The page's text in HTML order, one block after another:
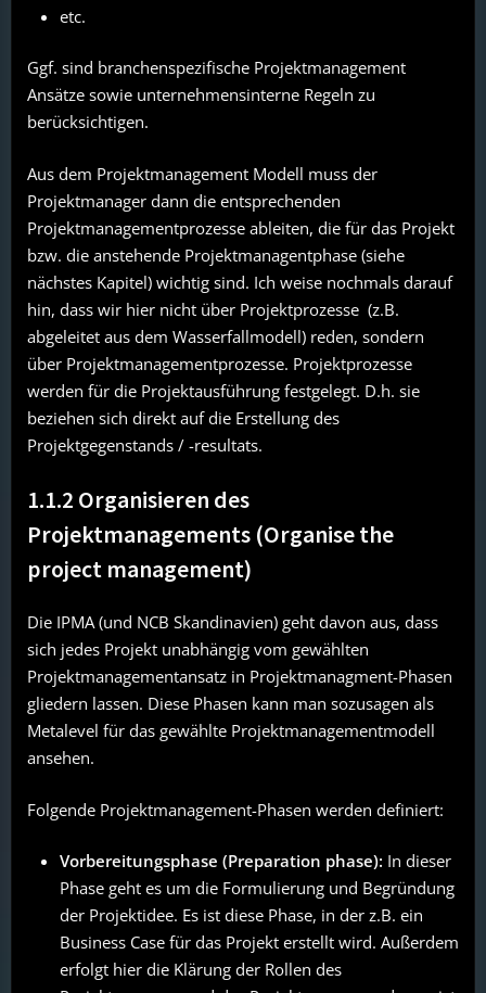
etc.
Ggf. sind branchenspezifische Projektmanagement
Ansätze sowie unternehmensinterne Regeln zu
berücksichtigen.
Aus dem Projektmanagement Modell muss der
Projektmanager dann die entsprechenden
Projektmanagementprozesse ableiten, die für das Projekt
bzw. die anstehende Projektmanagentphase (siehe
nächstes Kapitel) wichtig sind. Ich weise nochmals darauf
hin, dass wir hier nicht über Projektprozesse (z.B.
abgeleitet aus dem Wasserfallmodell) reden, sondern
über Projektmanagementprozesse. Projektprozesse
werden für die Projektausführung festgelegt. D.h. sie
beziehen sich direkt auf die Erstellung des
Projektgegenstands / -resultats.
1.1.2 Organisieren des
Projektmanagements (Organise the
project management)
Die IPMA (und NCB Skandinavien) geht davon aus, dass
sich jedes Projekt unabhängig vom gewählten
Projektmanagementansatz in Projektmanagment-Phasen
gliedern lassen. Diese Phasen kann man sozusagen als
Metalevel für das gewählte Projektmanagementmodell
ansehen.
Folgende Projektmanagement-Phasen werden definiert:
Vorbereitungsphase (Preparation phase): In dieser
Phase geht es um die Formulierung und Begründung
der Projektidee. Es ist diese Phase, in der z.B. ein
Business Case für das Projekt erstellt wird. Außerdem
erfolgt hier die Klärung der Rollen des